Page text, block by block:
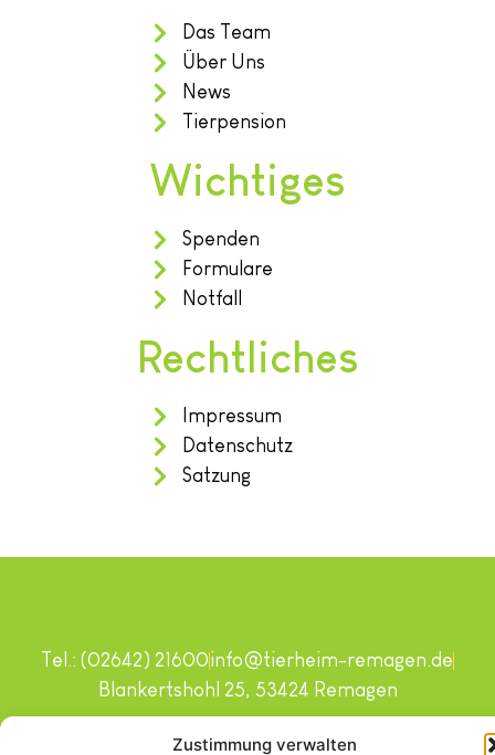
Zustimmung verwalten
Das Team
Über Uns
News
Tierpension
Wichtiges
Spenden
Formulare
Notfall
Rechtliches
Impressum
Datenschutz
Satzung
Copyright © 2024. Alle Rechte vorbehalten.
Tel.: (02642) 21600info@tierheim-remagen.de
Blankertshohl 25, 53424 Remagen